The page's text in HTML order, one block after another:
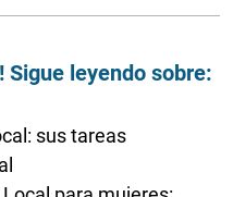
Sigue leyendo sobre:
sus tareas